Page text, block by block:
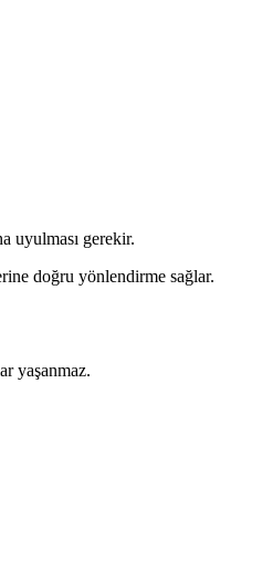
uyulması gerekir.
doğru yönlendirme sağlar.
yaşanmaz.